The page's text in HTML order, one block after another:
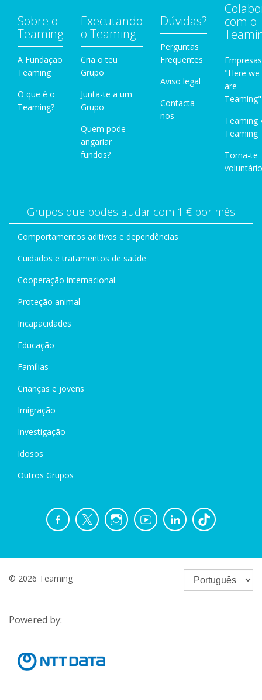
Sobre o
Teaming
A Fundação
Teaming
O que é o
Teaming?
Executando
o Teaming
Cria o teu
Grupo
Junta-te a um
Grupo
Quem pode
angariar
fundos?
Dúvidas?
Perguntas
Frequentes
Aviso legal
Contacta-
nos
com o
Empresas
"Here we
are
Teaming"
Teaming
Teaming
Torna-te
Grupos que podes ajudar com 1 € por mês
Comportamentos aditivos e dependências
Cuidados e tratamentos de saúde
Cooperação internacional
Proteção animal
Incapacidades
Educação
Famílias
Crianças e jovens
Imigração
Investigação
Idosos
Outros Grupos
© 2026 Teaming
Powered by: